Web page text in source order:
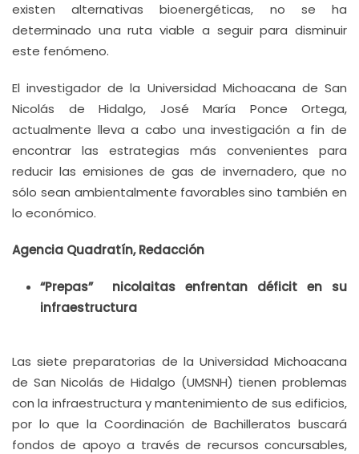
existen alternativas bioenergéticas, no se ha
determinado una ruta viable a seguir para disminuir
este fenómeno.
El investigador de la Universidad Michoacana de San
Nicolás de Hidalgo, José María Ponce Ortega,
actualmente lleva a cabo una investigación a fin de
encontrar las estrategias más convenientes para
reducir las emisiones de gas de invernadero, que no
sólo sean ambientalmente favorables sino también en
lo económico.
Agencia Quadratín, Redacción
“Prepas” nicolaitas enfrentan déficit en su
infraestructura
Las siete preparatorias de la Universidad Michoacana
de San Nicolás de Hidalgo (UMSNH) tienen problemas
con la infraestructura y mantenimiento de sus edificios,
por lo que la Coordinación de Bachilleratos buscará
fondos de apoyo a través de recursos concursables,